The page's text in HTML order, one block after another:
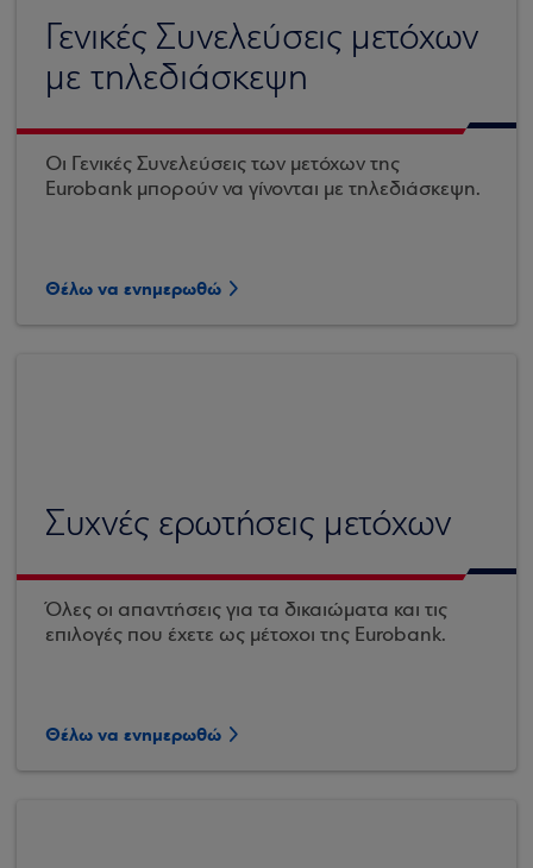
Γενικές Συνελεύσεις μετόχων
με τηλεδιάσκεψη
Οι Γενικές Συνελεύσεις των μετόχων της
Eurobank μπορούν να γίνονται με τηλεδιάσκεψη.
Θέλω να ενημερωθώ
Συχνές ερωτήσεις μετόχων
Όλες οι απαντήσεις για τα δικαιώματα και τις
επιλογές που έχετε ως μέτοχοι της Eurobank.
Θέλω να ενημερωθώ